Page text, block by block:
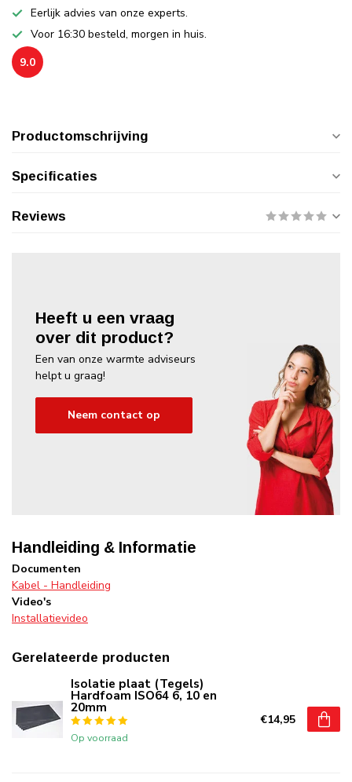
Eerlijk advies van onze experts.
Voor 16:30 besteld, morgen in huis.
9.0
Productomschrijving
Specificaties
Reviews
Heeft u een vraag
over dit product?
Een van onze warmte adviseurs
helpt u graag!
Neem contact op
Handleiding & Informatie
Documenten
Kabel - Handleiding
Video's
Installatievideo
Gerelateerde producten
Isolatie plaat (Tegels)
Hardfoam ISO64 6, 10 en
20mm
Op voorraad
€14,95